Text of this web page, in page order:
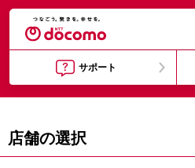
サポート
店舗の選択